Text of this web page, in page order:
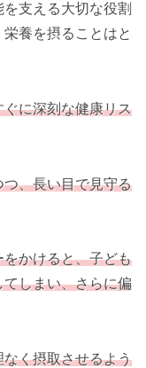
支える大切な役割
養を摂ることはと
に深刻な健康リス
、長い目で見守る
かけると、子ども
しまい、さらに偏
く摂取させるよう